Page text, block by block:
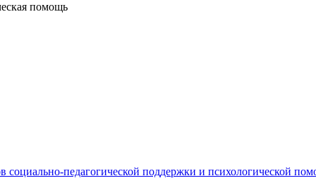
помощь
педагогической поддержки и психологической